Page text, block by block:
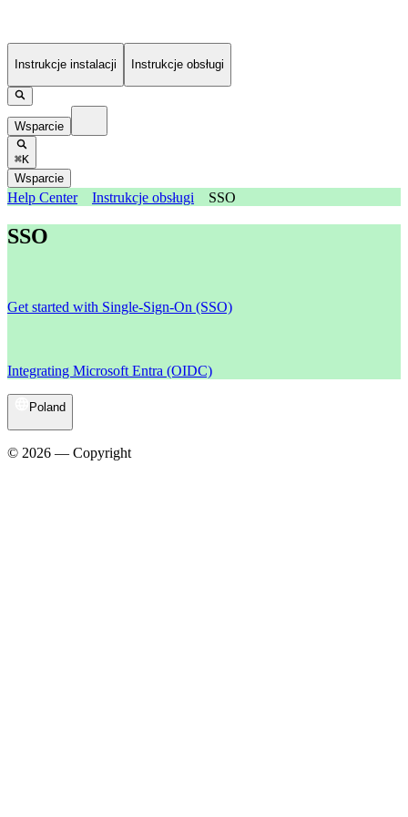
Instrukcje instalacji Instrukcje obsługi
Wsparcie
⌘K
Wsparcie
Help Center Instrukcje obsługi SSO
SSO
Get started with Single-Sign-On (SSO)
Integrating Microsoft Entra (OIDC)
Poland
© 2026 — Copyright